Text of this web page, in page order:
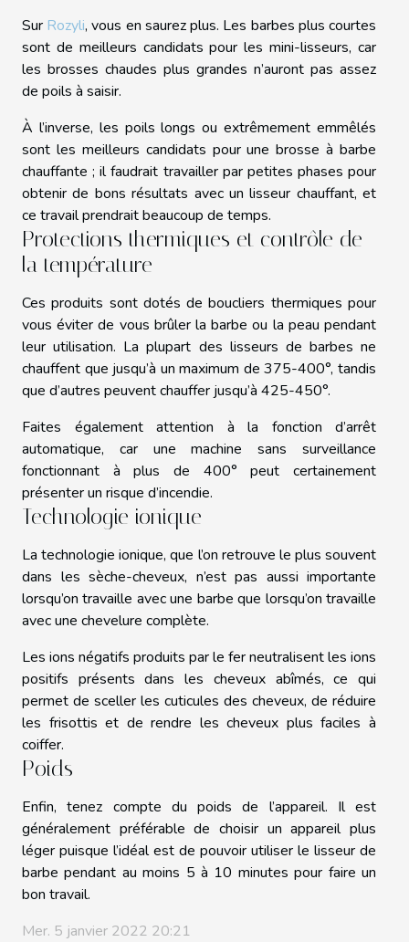
Sur Rozyli, vous en saurez plus. Les barbes plus courtes
sont de meilleurs candidats pour les mini-lisseurs, car
les brosses chaudes plus grandes n’auront pas assez
de poils à saisir.
À l’inverse, les poils longs ou extrêmement emmêlés
sont les meilleurs candidats pour une brosse à barbe
chauffante ; il faudrait travailler par petites phases pour
obtenir de bons résultats avec un lisseur chauffant, et
ce travail prendrait beaucoup de temps.
Protections thermiques et contrôle de
la température
Ces produits sont dotés de boucliers thermiques pour
vous éviter de vous brûler la barbe ou la peau pendant
leur utilisation. La plupart des lisseurs de barbes ne
chauffent que jusqu’à un maximum de 375-400°, tandis
que d’autres peuvent chauffer jusqu’à 425-450°.
Faites également attention à la fonction d’arrêt
automatique, car une machine sans surveillance
fonctionnant à plus de 400° peut certainement
présenter un risque d’incendie.
Technologie ionique
La technologie ionique, que l’on retrouve le plus souvent
dans les sèche-cheveux, n’est pas aussi importante
lorsqu’on travaille avec une barbe que lorsqu’on travaille
avec une chevelure complète.
Les ions négatifs produits par le fer neutralisent les ions
positifs présents dans les cheveux abîmés, ce qui
permet de sceller les cuticules des cheveux, de réduire
les frisottis et de rendre les cheveux plus faciles à
coiffer.
Poids
Enfin, tenez compte du poids de l’appareil. Il est
généralement préférable de choisir un appareil plus
léger puisque l’idéal est de pouvoir utiliser le lisseur de
barbe pendant au moins 5 à 10 minutes pour faire un
bon travail.
Mer. 5 janvier 2022 20:21